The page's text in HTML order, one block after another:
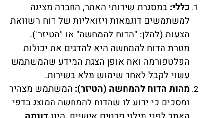
כללי: במסגרת שירותי האתר, החברה מציגה
למשתמשים דוגמאות ויזואליות של דוח השוואת
הצעות (להלן: "הדוח להמחשה" או "הטיזר").
מטרת הדוח להמחשה היא להדגים את יכולות
הפלטפורמה ואת אופן הצגת המידע שהמשתמש
עשוי לקבל לאחר שימוש מלא בשירות.
מהות הדוח להמחשה (הטיזר): המשתמש מצהיר
ומסכים כי ידוע לו שהדוח להמחשה המוצג בדפי